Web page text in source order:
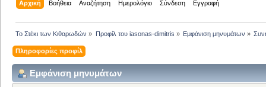
Αρχική Βοήθεια Αναζήτηση Ημερολόγιο Σύνδεση Εγγραφή
Το Στέκι των Κιθαρωδών » Προφίλ του iasonas-dimitris » Εμφάνιση μηνυμάτων »
Πληροφορίες προφίλ
Εμφάνιση μηνυμάτων